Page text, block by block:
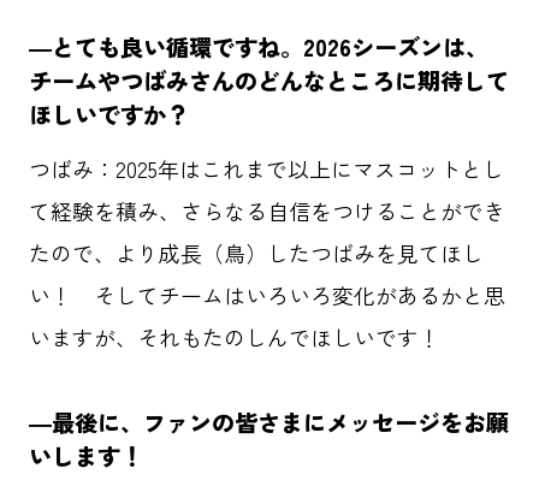
―とても良い循環ですね。2026シーズンは、
チームやつばみさんのどんなところに期待して
ほしいですか？
つばみ：2025年はこれまで以上にマスコットとし
て経験を積み、さらなる自信をつけることができ
たので、より成長（鳥）したつばみを見てほし
い！ そしてチームはいろいろ変化があるかと思
いますが、それもたのしんでほしいです！
―最後に、 ファンの皆さまにメッセージをお願
いします！